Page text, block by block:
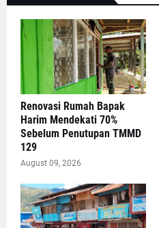
Renovasi Rumah Bapak
Harim Mendekati 70%
Sebelum Penutupan TMMD
129
August 09, 2026